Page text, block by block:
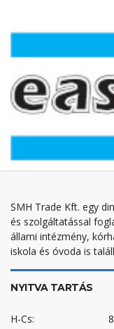
SMH Trade Kft. egy
és szolgáltatással
állami intézmény,
iskola és óvoda is
NYITVA TARTÁS
H-Cs: